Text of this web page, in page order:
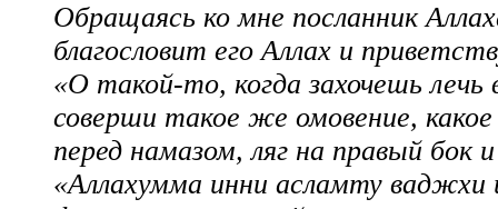
Обращаясь ко мне посланник
благословит его Аллах и
«О такой-то, когда захочешь лечь
соверши такое же омовение,
перед намазом, ляг на правый бок
«Аллахумма инни асламту ваджхи